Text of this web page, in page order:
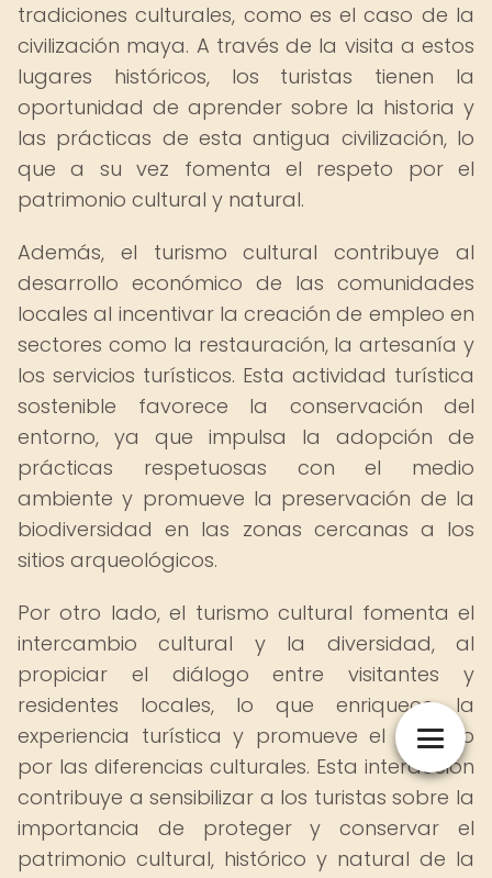
tradiciones culturales, como es el caso de la
civilización maya. A través de la visita a estos
lugares históricos, los turistas tienen la
oportunidad de aprender sobre la historia y
las prácticas de esta antigua civilización, lo
que a su vez fomenta el respeto por el
patrimonio cultural y natural.
Además, el turismo cultural contribuye al
desarrollo económico de las comunidades
locales al incentivar la creación de empleo en
sectores como la restauración, la artesanía y
los servicios turísticos. Esta actividad turística
sostenible favorece la conservación del
entorno, ya que impulsa la adopción de
prácticas respetuosas con el medio
ambiente y promueve la preservación de la
biodiversidad en las zonas cercanas a los
sitios arqueológicos.
Por otro lado, el turismo cultural fomenta el
intercambio cultural y la diversidad, al
propiciar el diálogo entre visitantes y
residentes locales, lo que enriquece la
experiencia turística y promueve el respeto
por las diferencias culturales. Esta interacción
contribuye a sensibilizar a los turistas sobre la
importancia de proteger y conservar el
patrimonio cultural, histórico y natural de la